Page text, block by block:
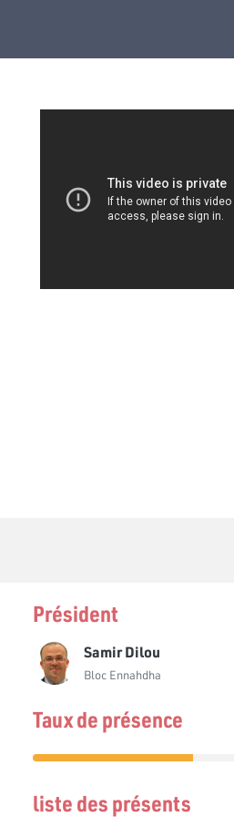
Président
Samir Dilou
Bloc Ennahdha
Taux de présence
liste des présents